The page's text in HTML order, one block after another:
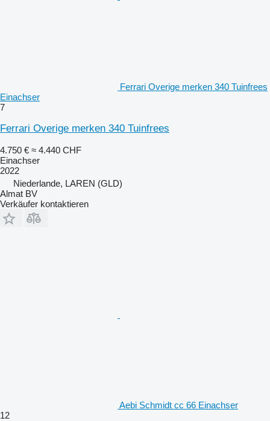
Ferrari Overige merken 340 Tuinfrees
Einachser
7
Ferrari Overige merken 340 Tuinfrees
4.750 € ≈ 4.440 CHF
Einachser
2022
Niederlande, LAREN (GLD)
Almat BV
Verkäufer kontaktieren
Aebi Schmidt cc 66 Einachser
12